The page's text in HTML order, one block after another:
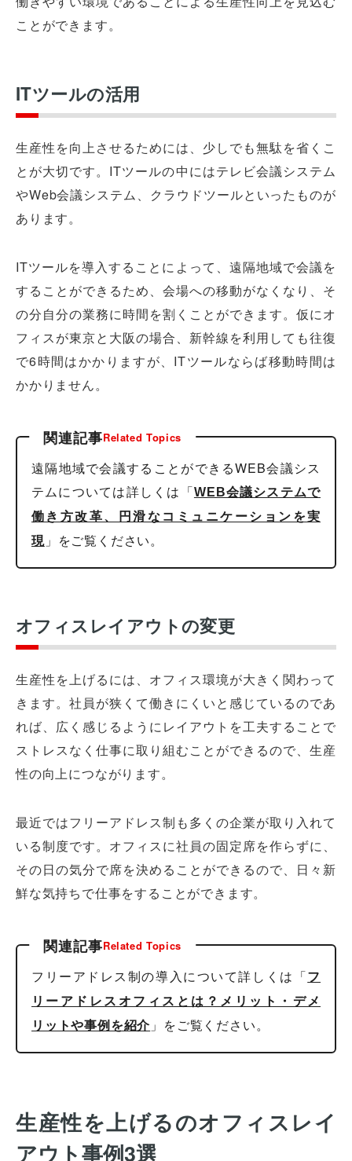
ことができます。
ITツールの活用
生産性を向上させるためには、少しでも無駄を省くこ
とが大切です。ITツールの中にはテレビ会議システム
やWeb会議システム、クラウドツールといったものが
あります。
ITツールを導入することによって、遠隔地域で会議を
することができるため、会場への移動がなくなり、そ
の分自分の業務に時間を割くことができます。仮にオ
フィスが東京と大阪の場合、新幹線を利用しても往復
で6時間はかかりますが、ITツールならば移動時間は
かかりません。
関連記事Related Topics
遠隔地域で会議することができるWEB会議シス
テムについては詳しくは「WEB会議システムで
働き方改革、円滑なコミュニケーションを実
現」をご覧ください。
オフィスレイアウトの変更
生産性を上げるには、オフィス環境が大きく関わって
きます。社員が狭くて働きにくいと感じているのであ
れば、広く感じるようにレイアウトを工夫することで
ストレスなく仕事に取り組むことができるので、生産
性の向上につながります。
最近ではフリーアドレス制も多くの企業が取り入れて
いる制度です。オフィスに社員の固定席を作らずに、
その日の気分で席を決めることができるので、日々新
鮮な気持ちで仕事をすることができます。
関連記事Related Topics
フリーアドレス制の導入について詳しくは「フ
リーアドレスオフィスとは？メリット・デメ
リットや事例を紹介 」をご覧ください。
生産性を上げるのオフィスレイ
アウト事例3選